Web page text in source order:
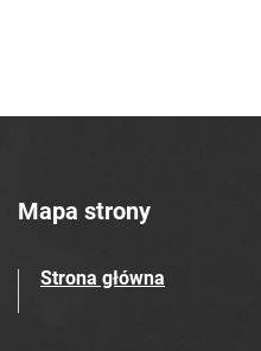
Tarnowskie Azoty :
Tarnowskie Azoty :
Mapa strony
Strona główna